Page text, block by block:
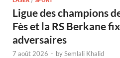
Ligue des champions
Fès et la RS Berkane
adversaires
7 août 2026 - bySemlali Khalid